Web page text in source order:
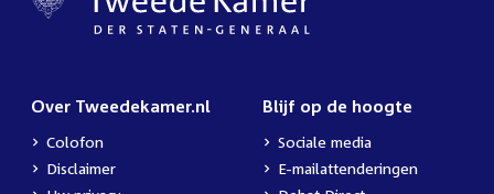
Over Tweedekamer.nl
Colofon
Disclaimer
Blijf op de hoogte
Sociale media
E-mailattenderingen